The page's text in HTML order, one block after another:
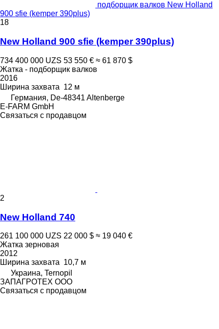
подборщик валков New Holland
900 sfie (kemper 390plus)
18
New Holland 900 sfie (kemper 390plus)
734 400 000 UZS 53 550 € ≈ 61 870 $
Жатка - подборщик валков
2016
Ширина захвата 12 м
Германия, De-48341 Altenberge
E-FARM GmbH
Связаться с продавцом
2
New Holland 740
261 100 000 UZS 22 000 $ ≈ 19 040 €
Жатка зерновая
2012
Ширина захвата 10,7 м
Украина, Ternopil
ЗАПАГРОТЕХ ООО
Связаться с продавцом